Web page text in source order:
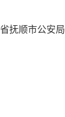
抚顺市公安局